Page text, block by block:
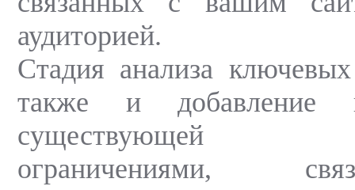
аудиторией.
Стадия анализа
также и добавление
существующей
ограничениями,